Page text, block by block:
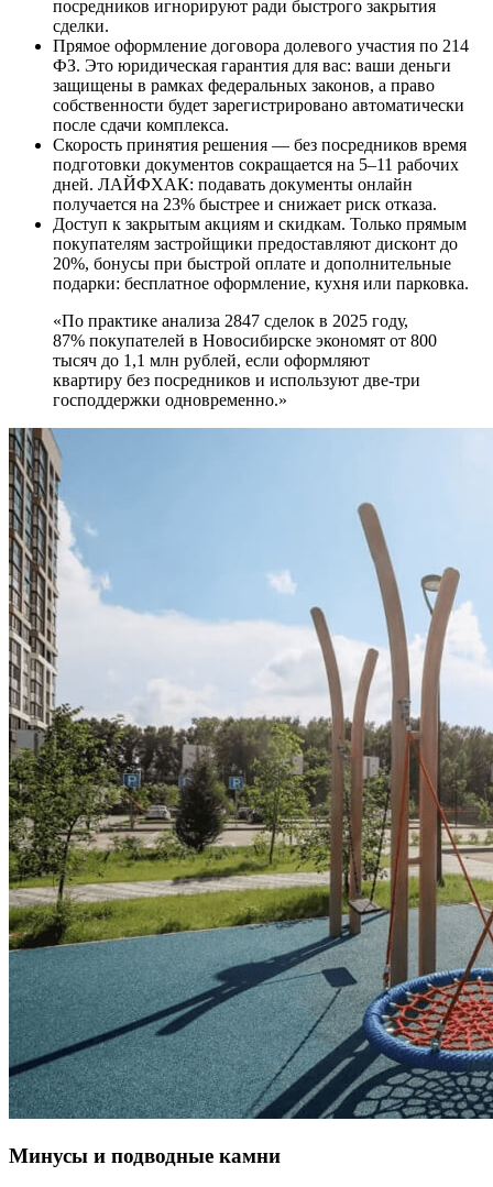
посредников игнорируют ради быстрого закрытия
сделки.
Прямое оформление договора долевого участия по 214
ФЗ. Это юридическая гарантия для вас: ваши деньги
защищены в рамках федеральных законов, а право
собственности будет зарегистрировано автоматически
после сдачи комплекса.
Скорость принятия решения — без посредников время
подготовки документов сокращается на 5–11 рабочих
дней. ЛАЙФХАК: подавать документы онлайн
получается на 23% быстрее и снижает риск отказа.
Доступ к закрытым акциям и скидкам. Только прямым
покупателям застройщики предоставляют дисконт до
20%, бонусы при быстрой оплате и дополнительные
подарки: бесплатное оформление, кухня или парковка.
«По практике анализа 2847 сделок в 2025 году,
87% покупателей в Новосибирске экономят от 800
тысяч до 1,1 млн рублей, если оформляют
квартиру без посредников и используют две-три
господдержки одновременно.»
Минусы и подводные камни